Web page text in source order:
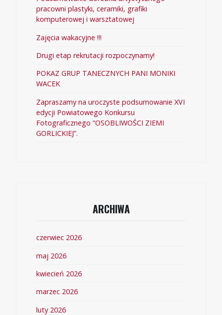
pracowni plastyki, ceramiki, grafiki
komputerowej i warsztatowej
Zajęcia wakacyjne !!!
Drugi etap rekrutacji rozpoczynamy!
POKAZ GRUP TANECZNYCH PANI MONIKI
WACEK
Zapraszamy na uroczyste podsumowanie XVI
edycji Powiatowego Konkursu
Fotograficznego “OSOBLIWOŚCI ZIEMI
GORLICKIEJ”.
ARCHIWA
czerwiec 2026
maj 2026
kwiecień 2026
marzec 2026
luty 2026